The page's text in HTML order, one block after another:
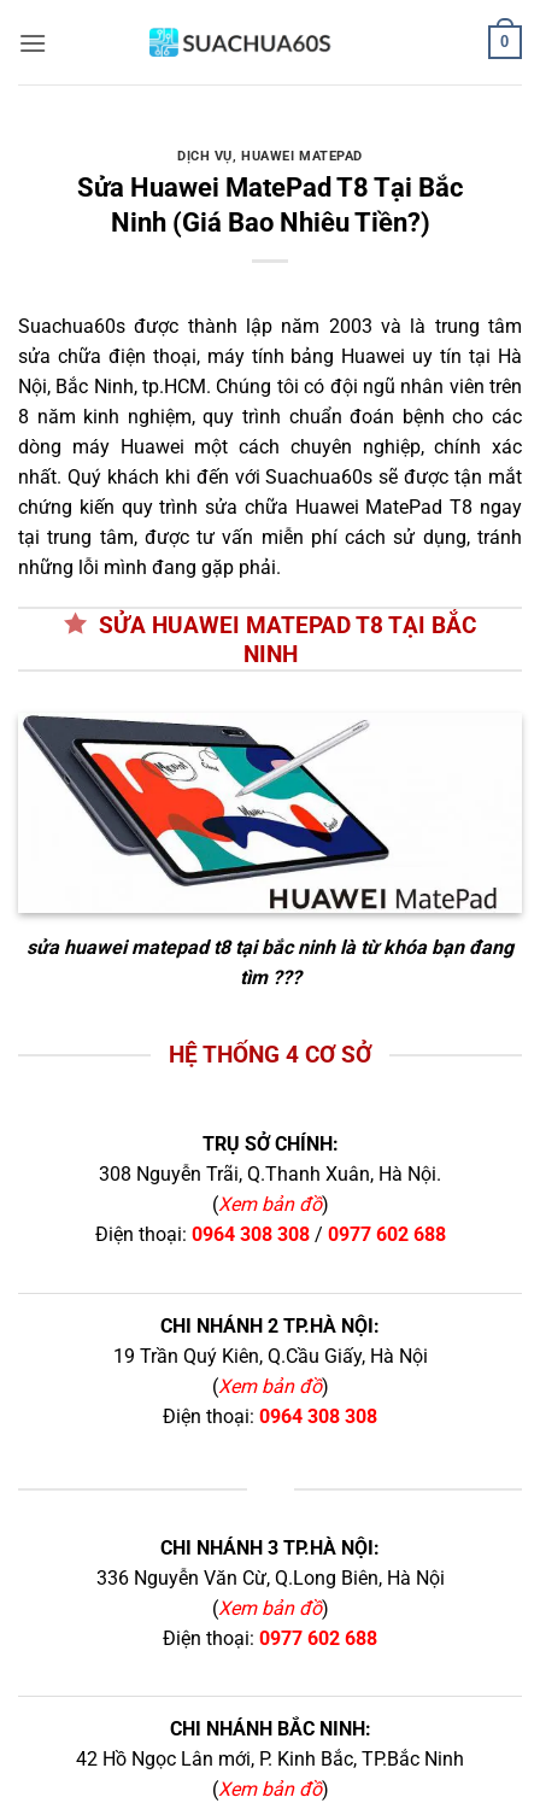
qua
0
DỊCH VỤ,HUAWEI MATEPAD
Sửa Huawei MatePad T8 Tại Bắc
Ninh (Giá Bao Nhiêu Tiền?)
Suachua60s được thành lập năm 2003 và là trung tâm
sửa chữa điện thoại, máy tính bảng Huawei uy tín tại Hà
Nội, Bắc Ninh, tp.HCM. Chúng tôi có đội ngũ nhân viên trên
8 năm kinh nghiệm, quy trình chuẩn đoán bệnh cho các
dòng máy Huawei một cách chuyên nghiệp, chính xác
nhất. Quý khách khi đến với Suachua60s sẽ được tận mắt
chứng kiến quy trình sửa chữa Huawei MatePad T8 ngay
tại trung tâm, được tư vấn miễn phí cách sử dụng, tránh
những lỗi mình đang gặp phải.
SỬA HUAWEI MATEPAD T8 TẠI BẮC
NINH
sửa huawei matepad t8 tại bắc ninhlà từ khóa bạn đang
tìm ???
HỆ THỐNG 4 CƠ SỞ
TRỤ SỞ CHÍNH:
308 Nguyễn Trãi, Q.Thanh Xuân, Hà Nội.
(Xem bản đồ)
Điện thoại: 0964 308 308/ 0977 602 688
CHI NHÁNH 2 TP.HÀ NỘI:
19 Trần Quý Kiên, Q.Cầu Giấy, Hà Nội
(Xem bản đồ)
Điện thoại: 0964 308 308
CHI NHÁNH 3 TP.HÀ NỘI:
336 Nguyễn Văn Cừ, Q.Long Biên, Hà Nội
(Xem bản đồ)
Điện thoại: 0977 602 688
CHI NHÁNH BẮC NINH:
42 Hồ Ngọc Lân mới, P. Kinh Bắc, TP.Bắc Ninh
(Xem bản đồ)